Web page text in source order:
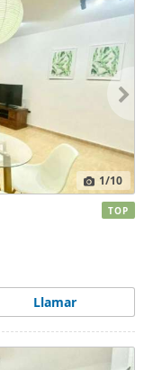
1/10
Llamar
TOP